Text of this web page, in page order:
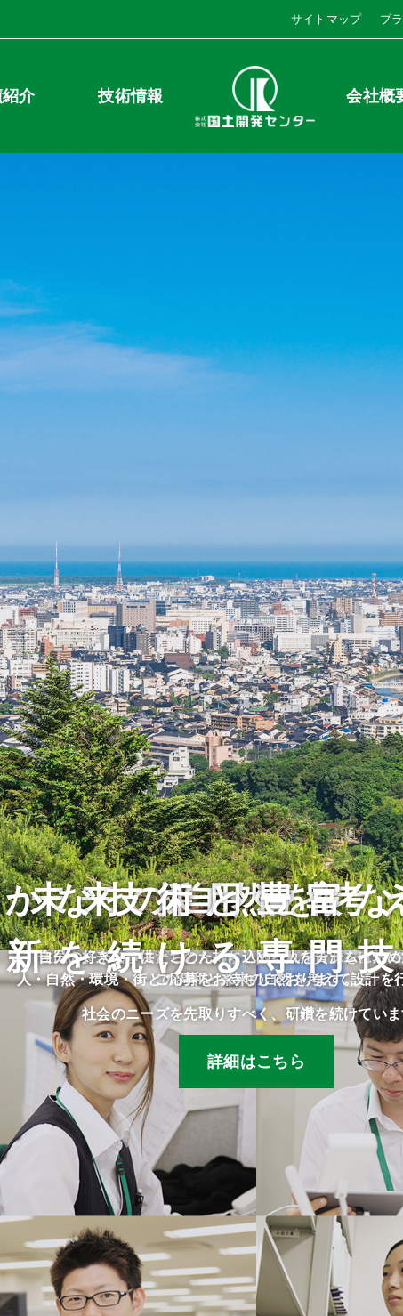
サイトマップ プ
介 技術情報 会社概
未来の自然を考
住民や将来の子供たちのために、限られた資源を有効
人・自然・環境・街との調和と未来の自然を考えて設計を
詳細はこちら
採用情報
自分の好きな事にとことん打ち込める人をチームに求
ご応募をお待ちしております。
詳細はこちら
な技術と豊富
を続ける専門
社会のニーズを先取りすべく、研鑽を続けてい